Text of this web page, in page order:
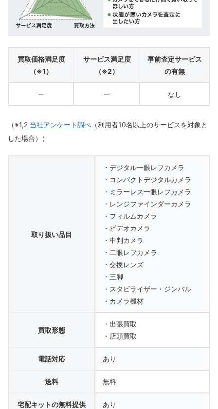
買取価格満足度
（※1）
サービス満足度
（※2）
事前査定サービス
の有無
ー ー なし
（※1,2 当社アンケート調べ （利用者10名以上のサービスを対象と
した場合））
取り扱い品目
・デジタル一眼レフカメラ
・コンパクトデジタルカメラ
・ミラーレス一眼レフカメラ
・レンジファインダーカメラ
・フィルムカメラ
・ビデオカメラ
・中判カメラ
・二眼レフカメラ
・交換レンズ
・三脚
・スタビライザー・ジンバル
・カメラ機材
買取形態
・出張買取
・店頭買取
電話対応 あり
送料 無料
宅配キットの無料提供 あり